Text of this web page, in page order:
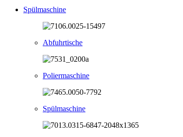
Spülmaschine
Abfuhrtische
Poliermaschine
Spülmaschine